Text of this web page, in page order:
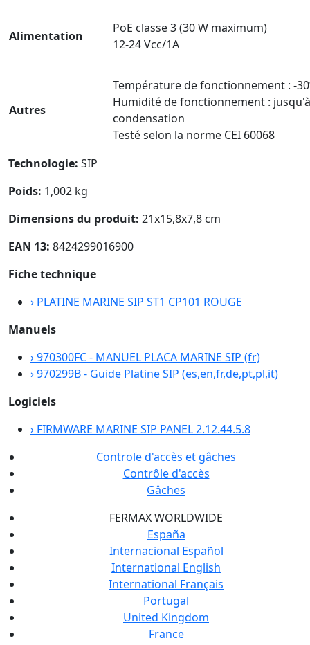
Alimentation
PoE classe 3 (30 W maximum)
12-24 Vcc/1A
Autres
Température de fonctionnement : -
Humidité de fonctionnement :
condensation
Testé selon la norme CEI 60068
Technologie: SIP
Poids: 1,002 kg
Dimensions du produit: 21x15,8x7,8 cm
EAN 13: 8424299016900
Fiche technique
› PLATINE MARINE SIP ST1 CP101 ROUGE
Manuels
›970300FC - MANUEL PLACA MARINE SIP (fr)
›970299B - Guide Platine SIP (es,en,fr,de,pt,pl,it)
Logiciels
› FIRMWARE MARINE SIP PANEL 2.12.44.5.8
Controle d'accès et gâches
Contrôle d'accès
Gâches
FERMAX WORLDWIDE
España
Internacional Español
International English
International Français
Portugal
United Kingdom
France